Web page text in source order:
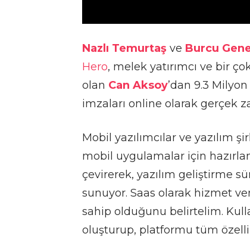
Nazlı Temurtaş ve Burcu
Hero, melek yatırımcı ve bir
olan Can Aksoy’dan 9.3
imzaları online olarak gerçek
Mobil yazılımcılar ve
mobil uygulamalar için
çevirerek, yazılım geliştirme
sunuyor. Saas olarak hizmet
sahip olduğunu belirtelim.
oluşturup, platformu tüm